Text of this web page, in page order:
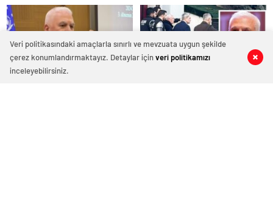
0 0
0 0
Veri politikasındaki amaçlarla sınırlı ve mevzuata uygun şekilde
çerez konumlandırmaktayız. Detaylar içinveri politikamızı
inceleyebilirsiniz.